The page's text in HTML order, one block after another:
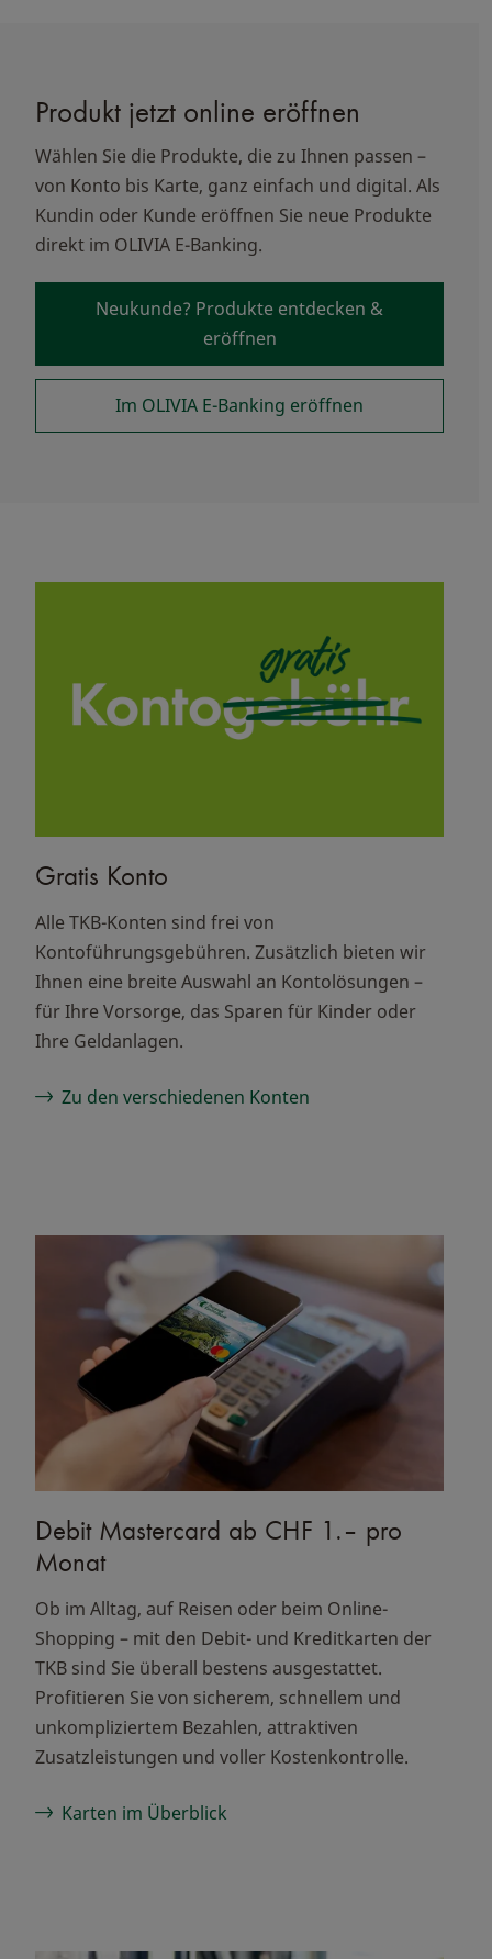
Produkt jetzt online eröffnen
Wählen Sie die Produkte, die zu Ihnen passen –
von Konto bis Karte, ganz einfach und digital. Als
Kundin oder Kunde eröffnen Sie neue Produkte
direkt im OLIVIA E-Banking.
Neukunde? Produkte entdecken &
eröffnen
Im OLIVIA E-Banking eröffnen
Gratis Konto
Alle TKB-Konten sind frei von
Kontoführungsgebühren. Zusätzlich bieten wir
Ihnen eine breite Auswahl an Kontolösungen –
für Ihre Vorsorge, das Sparen für Kinder oder
Ihre Geldanlagen.
Zu den verschiedenen Konten
Debit Mastercard ab CHF 1.– pro
Monat
Ob im Alltag, auf Reisen oder beim Online-
Shopping – mit den Debit- und Kreditkarten der
TKB sind Sie überall bestens ausgestattet.
Profitieren Sie von sicherem, schnellem und
unkompliziertem Bezahlen, attraktiven
Zusatzleistungen und voller Kostenkontrolle.
Karten im Überblick